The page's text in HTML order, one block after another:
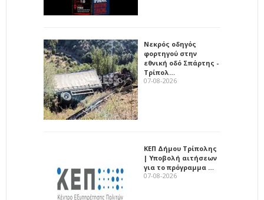
Νεκρός οδηγός
φορτηγού στην
εθνική οδό Σπάρτης -
Τρίπολ…
07-08-2026
ΚΕΠ Δήμου Τρίπολης
| Υποβολή αιτήσεων
για το πρόγραμμα …
07-08-2026